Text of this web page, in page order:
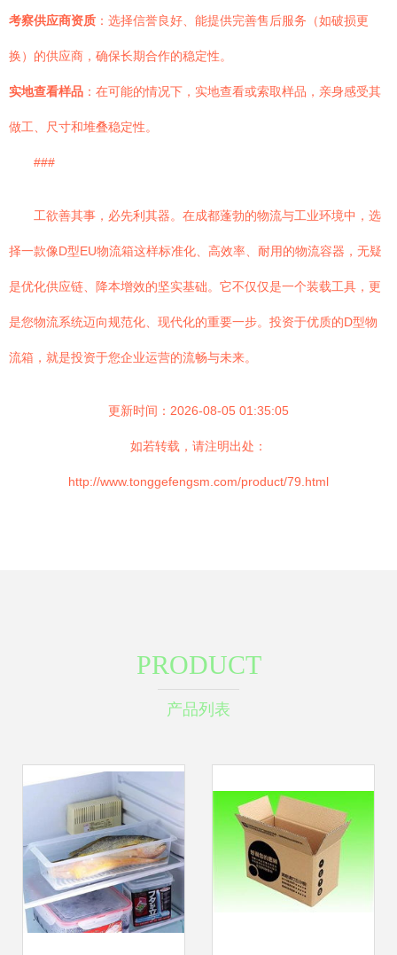
考察供应商资质 ：选择信誉良好、能提供完善售后服务（如破损更
换）的供应商，确保长期合作的稳定性。
实地查看样品 ：在可能的情况下，实地查看或索取样品，亲身感受其
做工、尺寸和堆叠稳定性。
###
工欲善其事，必先利其器。在成都蓬勃的物流与工业环境中，选
择一款像D型EU物流箱这样标准化、高效率、耐用的物流容器，无疑
是优化供应链、降本增效的坚实基础。它不仅仅是一个装载工具，更
是您物流系统迈向规范化、现代化的重要一步。投资于优质的D型物
流箱，就是投资于您企业运营的流畅与未来。
更新时间：2026-08-05 01:35:05
如若转载，请注明出处：
http://www.tonggefengsm.com/product/79.html
PRODUCT
产品列表